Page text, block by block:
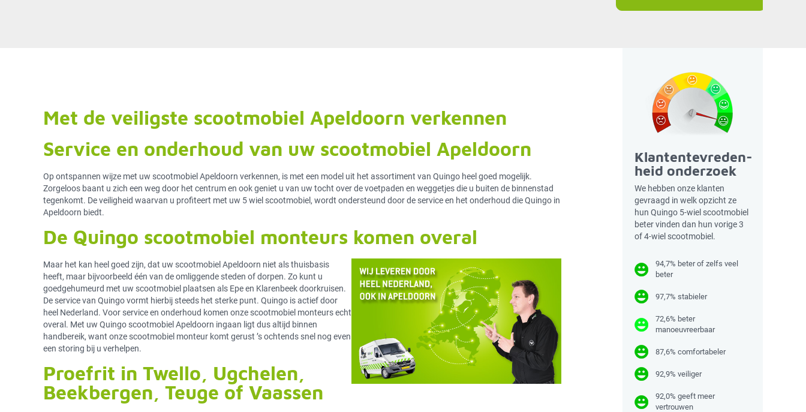
Met de veiligste scootmobiel Apeldoorn verkennen
Service en onderhoud van uw scootmobiel Apeldoorn
Op ontspannen wijze met uw scootmobiel Apeldoorn verkennen, is met een model uit het assortiment van Quingo heel goed mogelijk.
Zorgeloos baant u zich een weg door het centrum en ook geniet u van uw tocht over de voetpaden en weggetjes die u buiten de binnenstad
tegenkomt. De veiligheid waarvan u profiteert met uw 5 wiel scootmobiel, wordt ondersteund door de service en het onderhoud die Quingo in
Apeldoorn biedt.
De Quingo scootmobiel monteurs komen overal
Maar het kan heel goed zijn, dat uw scootmobiel Apeldoorn niet als thuisbasis
heeft, maar bijvoorbeeld één van de omliggende steden of dorpen. Zo kunt u
goedgehumeurd met uw scootmobiel plaatsen als Epe en Klarenbeek doorkruisen.
De service van Quingo vormt hierbij steeds het sterke punt. Quingo is actief door
heel Nederland. Voor service en onderhoud komen onze scootmobiel monteurs echt
overal. Met uw Quingo scootmobiel Apeldoorn ingaan ligt dus altijd binnen
handbereik, want onze scootmobiel monteur komt gerust ’s ochtends snel nog even
een storing bij u verhelpen.
Proefrit in Twello, Ugchelen,
Beekbergen, Teuge of Vaassen
Klantentevreden-
heid onderzoek
We hebben onze klanten
gevraagd in welk opzicht ze
hun Quingo 5-wiel scootmobiel
beter vinden dan hun vorige 3
of 4-wiel scootmobiel.
94,7% beter of zelfs veel
beter
97,7% stabieler
72,6% beter
manoeuvreerbaar
87,6% comfortabeler
92,9% veiliger
92,0% geeft meer
vertrouwen